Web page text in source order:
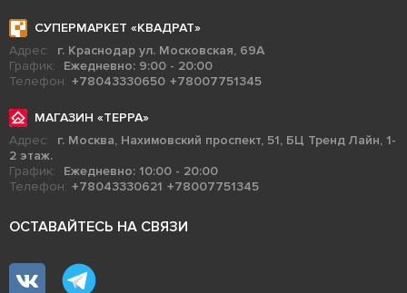
СУПЕРМАРКЕТ «КВАДРАТ»
Адрес:
г. Краснодар ул. Московская, 69А
График:
Ежедневно: 9:00 - 20:00
Телефон: +78043330650 +78007751345
МАГАЗИН «ТЕРРА»
Адрес:
г. Москва, Нахимовский проспект, 51, БЦ Тренд Лайн, 1-
2 этаж.
График:
Ежедневно: 10:00 - 20:00
Телефон: +78043330621 +78007751345
ОСТАВАЙТЕСЬ НА СВЯЗИ